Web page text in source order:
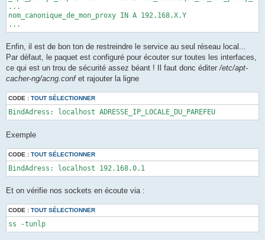
...
nom_canonique_de_mon_proxy IN A 192.168.X.Y
...
Enfin, il est de bon ton de restreindre le service au seul réseau local...
Par défaut, le paquet est configuré pour écouter sur toutes les interfaces,
ce qui est un trou de sécurité assez béant ! Il faut donc éditer/etc/apt-
cacher-ng/acng.confet rajouter la ligne
CODE : TOUT SÉLECTIONNER
BindAdress: localhost ADRESSE_IP_LOCALE_DU_PAREFEU
Exemple
CODE : TOUT SÉLECTIONNER
BindAdress: localhost 192.168.0.1
Et on vérifie nos sockets en écoute via :
CODE : TOUT SÉLECTIONNER
ss -tunlp